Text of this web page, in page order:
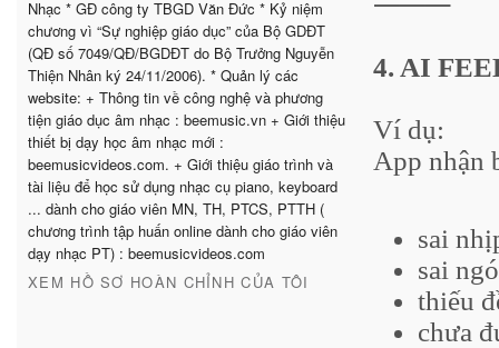
Nhạc * GĐ công ty TBGD Văn Đức * Kỷ niệm
chương vì “Sự nghiệp giáo dục” của Bộ GDĐT
(QĐ số 7049/QĐ/BGDĐT do Bộ Trưởng Nguyễn
Thiện Nhân ký 24/11/2006). * Quản lý các
website: + Thông tin về công nghệ và phương
tiện giáo dục âm nhạc : beemusic.vn + Giới thiệu
thiết bị dạy học âm nhạc mới :
beemusicvideos.com. + Giới thiệu giáo trình và
tài liệu để học sử dụng nhạc cụ piano, keyboard
... dành cho giáo viên MN, TH, PTCS, PTTH (
chương trình tập huấn online dành cho giáo viên
dạy nhạc PT) : beemusicvideos.com
XEM HỒ SƠ HOÀN CHỈNH CỦA TÔI
4. AI
Ví dụ:
App nhận
sai
sai
thiếu
chưa